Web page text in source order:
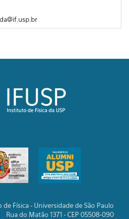
Física - Universidade de São Paulo
Rua do Matão 1371 - CEP 05508-090